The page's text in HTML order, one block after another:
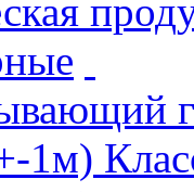
1м)